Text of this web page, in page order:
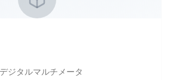
ジタルマルチメータ